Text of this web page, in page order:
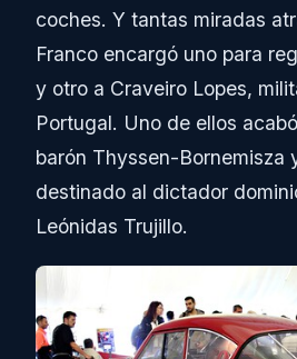
coches. Y tantas miradas
Franco encargó uno para
y otro a Craveiro Lopes,
Portugal. Uno de ellos
barón Thyssen-Bornemisza
destinado al dictador
Leónidas Trujillo.